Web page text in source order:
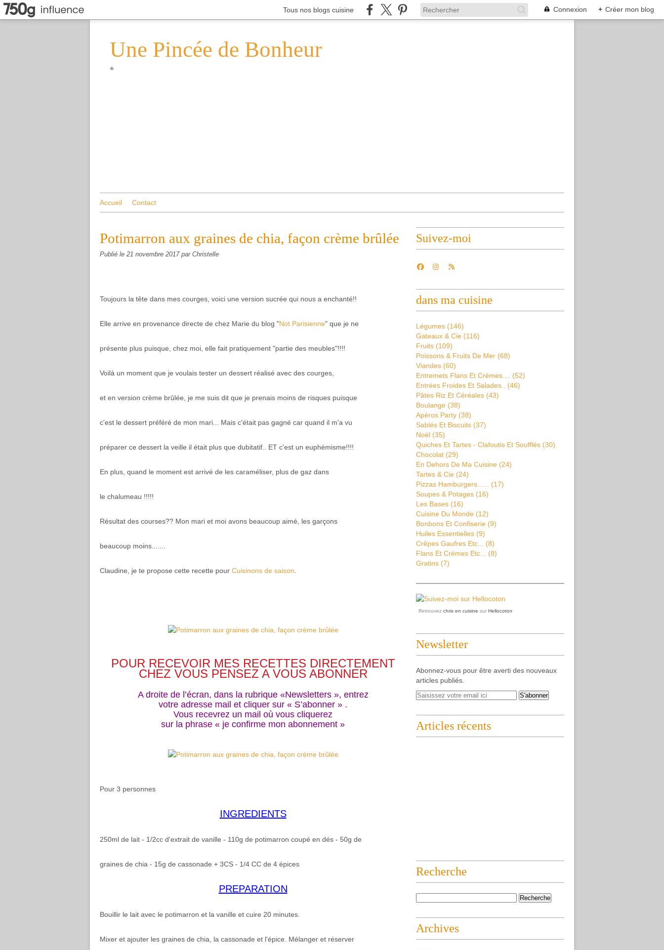
Tous nos blogs cuisine Connexion + Créer mon blog
Une Pincée de Bonheur
*
Accueil Contact
Potimarron aux graines de chia, façon crème brûlée
Publié le 21 novembre 2017 par Christelle
Toujours la tête dans mes courges, voici une version sucrée qui nous a enchanté!!
Elle arrive en provenance directe de chez Marie du blog "Not Parisienne" que je ne
présente plus puisque, chez moi, elle fait pratiquement "partie des meubles"!!!!
Voilà un moment que je voulais tester un dessert réalisé avec des courges,
et en version crème brûlée, je me suis dit que je prenais moins de risques puisque
c'est le dessert préféré de mon mari... Mais c'était pas gagné car quand il m'a vu
préparer ce dessert la veille il était plus que dubitatif.. ET c'est un euphémisme!!!!
En plus, quand le moment est arrivé de les caraméliser, plus de gaz dans
le chalumeau !!!!!
Résultat des courses?? Mon mari et moi avons beaucoup aimé, les garçons
beaucoup moins.......
Claudine, je te propose cette recette pour Cuisinons de saison
POUR RECEVOIR MES RECETTES DIRECTEMENT
CHEZ VOUS PENSEZ A VOUS ABONNER
A droite de l’écran, dans la rubrique «Newsletters », entrez
votre adresse mail et cliquer sur « S’abonner » .
Vous recevrez un mail où vous cliquerez
sur la phrase « je confirme mon abonnement »
Pour 3 personnes
INGREDIENTS
250ml de lait - 1/2cc d'extrait de vanille - 110g de potimarron coupé en dés - 50g de
graines de chia - 15g de cassonade + 3CS - 1/4 CC de 4 épices
PREPARATION
Bouillir le lait avec le potimarron et la vanille et cuire 20 minutes.
Mixer et ajouter les graines de chia, la cassonade et l'épice. Mélanger et réserver
Suivez-moi
dans ma cuisine
Légumes (146)
Gateaux & Cie (116)
Fruits (109)
Poissons & Fruits De Mer (68)
Viandes (60)
Entremets Flans Et Crèmes....
(52)
Entrées Froides Et Salades..
(46)
Pâtes Riz Et Céréales (43)
Boulange (38)
Apéros Party (38)
Sablés Et Biscuits (37)
Noël (35)
Quiches Et Tartes - Clafoutis Et Soufflés (30)
Chocolat (29)
En Dehors De Ma Cuisine (24)
Tartes & Cie (24)
Pizzas Hamburgers......
(17)
Soupes & Potages (16)
Les Bases (16)
Cuisine Du Monde (12)
Bonbons Et Confiserie (9)
Huiles Essentielles (9)
Crêpes Gaufres Etc...
(8)
Flans Et Crèmes Etc...
(8)
Gratins (7)
Retrouvez chris en cuisine sur Hellocoton
Newsletter
Abonnez-vous pour être averti des nouveaux
articles publiés.
Articles récents
Recherche
Archives